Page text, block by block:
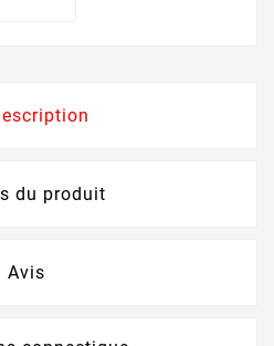
du produit
Avis